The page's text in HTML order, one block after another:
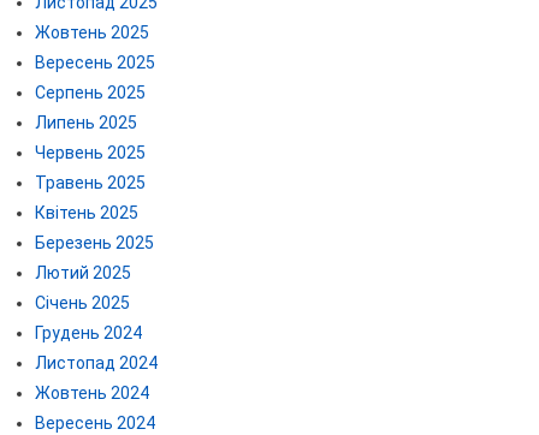
Жовтень 2025
Вересень 2025
Серпень 2025
Липень 2025
Червень 2025
Травень 2025
Квітень 2025
Березень 2025
Лютий 2025
Січень 2025
Грудень 2024
Листопад 2024
Жовтень 2024
Вересень 2024